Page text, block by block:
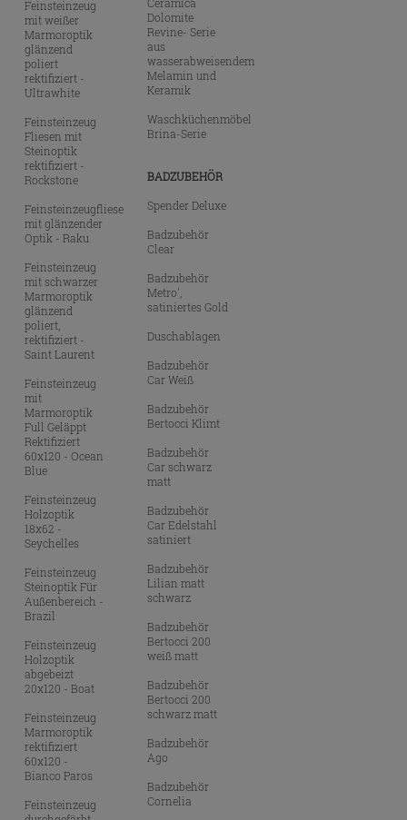
Feinsteinzeug
mit weißer
Marmoroptik
glänzend
poliert
rektifiziert -
Ultrawhite
Feinsteinzeug
Fliesen mit
Steinoptik
rektifiziert -
Rockstone
Feinsteinzeugfliese
mit glänzender
Optik - Raku
Feinsteinzeug
mit schwarzer
Marmoroptik
glänzend
poliert,
rektifiziert -
Saint Laurent
Feinsteinzeug
mit
Marmoroptik
Full Geläppt
Rektifiziert
60x120 - Ocean
Blue
Feinsteinzeug
Holzoptik
18x62 -
Seychelles
Feinsteinzeug
Steinoptik Für
Außenbereich -
Brazil
Feinsteinzeug
Holzoptik
abgebeizt
20x120 - Boat
Feinsteinzeug
Marmoroptik
rektifiziert
60x120 -
Bianco Paros
Feinsteinzeug
Dolomite
Revine- Serie
aus
wasserabweisendem
Melamin und
Keramik
Waschküchenmöbel
Brina-Serie
BADZUBEHÖR
Spender Deluxe
Badzubehör
Clear
Badzubehör
Metro',
satiniertes Gold
Duschablagen
Badzubehör
Car Weiß
Badzubehör
Bertocci Klimt
Badzubehör
Car schwarz
matt
Badzubehör
Car Edelstahl
satiniert
Badzubehör
Lilian matt
schwarz
Badzubehör
Bertocci 200
weiß matt
Badzubehör
Bertocci 200
schwarz matt
Badzubehör
Ago
Badzubehör
Cornelia